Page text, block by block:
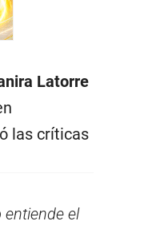
Latorre
las críticas
entiende el